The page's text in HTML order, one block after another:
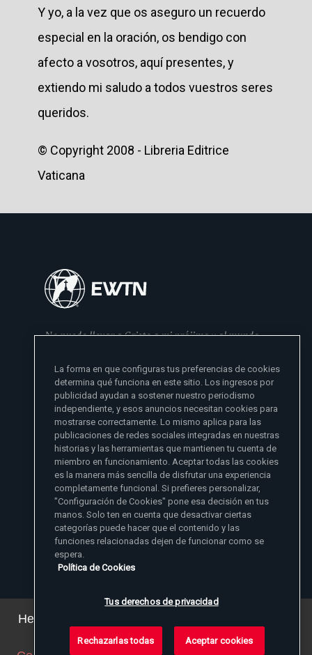
Y yo, a la vez que os aseguro un recuerdo
especial en la oración, os bendigo con
afecto a vosotros, aquí presentes, y
extiendo mi saludo a todos vuestros seres
queridos.
© Copyright 2008 - Libreria Editrice
Vaticana
No puedo llevar a Cristo a mi prójimo y al mundo
- Madre Angelica
Sitios de noticias EWTN
Aci Prensa
ChurchPOP
Afiliados
English
España
Polska
Magyar
Más información
Madre Angelica
Sala de Prensa
Contacto
1-800-447-3986
EIN: 63-0801391
© 2026 EWTN Inc. Todos los derechos reservados.
Hemos actualizado nuestra política de privacidad.
Puede ver los detalles
aquí
La forma en que configuras tus preferencias de cookies
determina qué funciona en este sitio. Los ingresos por
publicidad ayudan a sostener nuestro periodismo
independiente, y esos anuncios necesitan cookies para
mostrarse correctamente. Lo mismo aplica para las
publicaciones de redes sociales integradas en nuestras
historias y las herramientas que mantienen tu cuenta de
miembro en funcionamiento. Aceptar todas las cookies
es la manera más sencilla de disfrutar una experiencia
completamente funcional. Si prefieres personalizar,
"Configuración de Cookies" pone esa decisión en tus
manos. Solo ten en cuenta que desactivar ciertas
categorías puede hacer que el contenido y las
funciones relacionadas dejen de funcionar como se
espera.
Política de Cookies
Tus derechos de privacidad
Rechazarlas todas Aceptar cookies